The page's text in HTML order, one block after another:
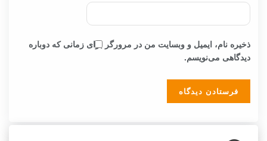
ذخیره نام، ایمیل و وبسایت من در مرورگر برای زمانی که دوباره
دیدگاهی می‌نویسم.